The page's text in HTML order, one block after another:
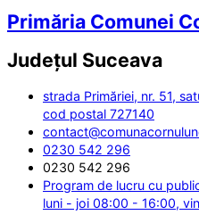
Primăria Comunei
Județul Suceava
strada Primăriei, nr. 51,
cod postal 727140
0230 542 296
0230 542 296
Program de lucru cu
luni - joi 08:00 - 16:00,